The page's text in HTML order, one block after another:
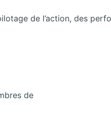
de l’action, des
de